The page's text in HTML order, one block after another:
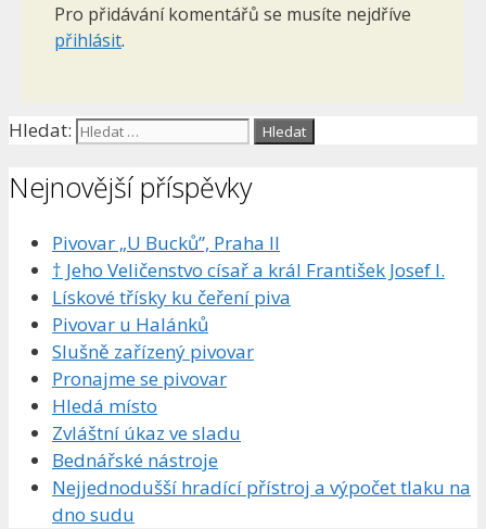
Pro přidávání komentářů se musíte nejdříve
přihlásit.
Hledat:
Nejnovější příspěvky
Pivovar „U Bucků”, Praha II
† Jeho Veličenstvo císař a král František Josef I.
Lískové třísky ku čeření piva
Pivovar u Halánků
Slušně zařízený pivovar
Pronajme se pivovar
Hledá místo
Zvláštní úkaz ve sladu
Bednářské nástroje
Nejjednodušší hradící přístroj a výpočet tlaku na
dno sudu